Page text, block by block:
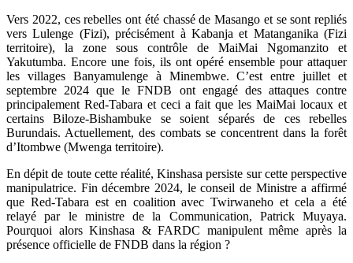
Vers 2022, ces rebelles ont été chassé de Masango et se sont repliés
vers Lulenge (Fizi), précisément à Kabanja et Matanganika (Fizi
territoire), la zone sous contrôle de MaiMai Ngomanzito et
Yakutumba. Encore une fois, ils ont opéré ensemble pour attaquer
les villages Banyamulenge à Minembwe. C’est entre juillet et
septembre 2024 que le FNDB ont engagé des attaques contre
principalement Red-Tabara et ceci a fait que les MaiMai locaux et
certains Biloze-Bishambuke se soient séparés de ces rebelles
Burundais. Actuellement, des combats se concentrent dans la forêt
d’Itombwe (Mwenga territoire).
En dépit de toute cette réalité, Kinshasa persiste sur cette perspective
manipulatrice. Fin décembre 2024, le conseil de Ministre a affirmé
que Red-Tabara est en coalition avec Twirwaneho et cela a été
relayé par le ministre de la Communication, Patrick Muyaya.
Pourquoi alors Kinshasa & FARDC manipulent même après la
présence officielle de FNDB dans la région ?